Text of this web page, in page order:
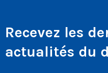
Recevez les
actualités du